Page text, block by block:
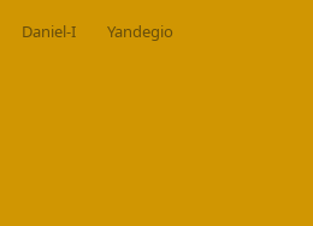
Daniel-I Yandegio